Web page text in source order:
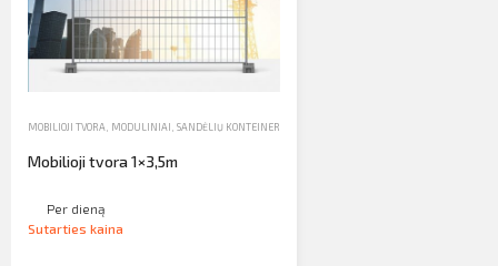
MOBILIOJI TVORA MODULINIAI, SANDĖLIŲ KONTEINERIAI, MOBILIOJI TVORA, WC
Mobilioji tvora 1×3,5m
Per dieną
Sutarties kaina